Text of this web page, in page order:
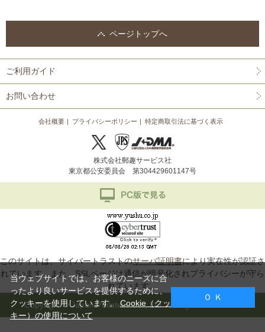
ページトップへ
ご利用ガイド
お問い合わせ
会社概要 プライバシーポリシー 特定商取引法に基づく表示
株式会社郵趣サービス社
東京都公安委員会 第304429601147号
このサイトは、サイバートラストのサーバ証明書により実在性が認証さ
れています。また、SSLページは通信が暗号化されプライバシーが守ら
れています。
Copyright © Japan Philatelic Co., Ltd. All Rights Reserved.
当ウェブサイトでは、お客様のニーズに合
ったより良いサービスを提供するために、
クッキーを使用しています。Cookie（クッ
キー）の使用について
Ｏ Ｋ